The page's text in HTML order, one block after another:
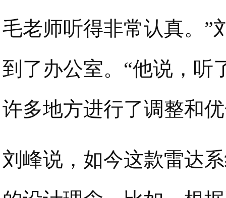
毛老师听得非常认真。”
到了办公室。“他说，听
许多地方进行了调整和
刘峰说，如今这款雷达